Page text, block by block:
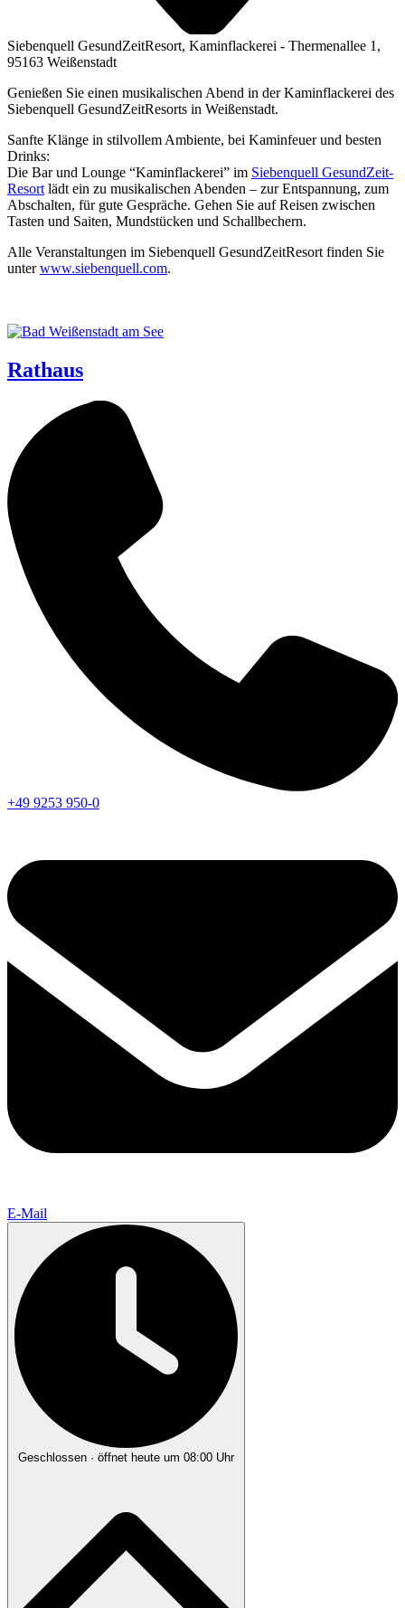
Siebenquell GesundZeitResort, Kaminflackerei - Thermenallee 1,
95163 Weißenstadt
Genießen Sie einen musikalischen Abend in der Kaminflackerei des
Siebenquell GesundZeitResorts in Weißenstadt.
Sanf­te Klän­ge in stil­vol­lem Ambi­en­te, bei Kamin­feu­er und bes­ten
Drinks:
Die Bar und Lounge “Kamin­fla­cke­rei” im Sie­ben­quell Gesund­Zeit­
Re­sort lädt ein zu musi­ka­li­schen Aben­den – zur Ent­span­nung, zum
Abschal­ten, für gute Gesprä­che. Gehen Sie auf Rei­sen zwi­schen
Tas­ten und Sai­ten, Mund­stü­cken und Schallbechern.
Alle Ver­an­stal­tun­gen im Sie­ben­quell Gesund­Zeit­Re­sort fin­den Sie
unterwww​.sie​ben​quell​.com.
Rathaus
+49 9253 950-0
E-Mail
Geschlossen · öffnet heute um 08:00 Uhr